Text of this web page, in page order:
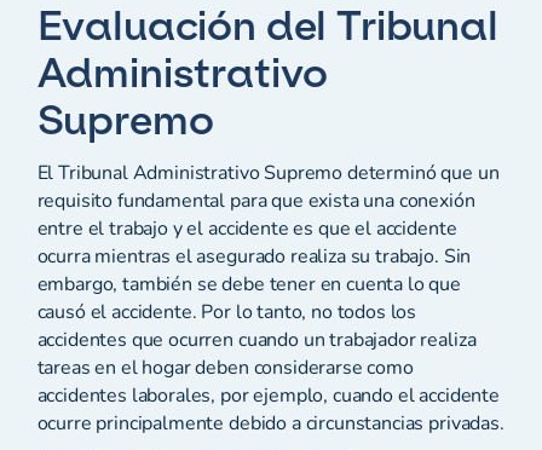
Evaluación del Tribunal
Administrativo
Supremo
El Tribunal Administrativo Supremo determinó que un
requisito fundamental para que exista una conexión
entre el trabajo y el accidente es que el accidente
ocurra mientras el asegurado realiza su trabajo. Sin
embargo, también se debe tener en cuenta lo que
causó el accidente. Por lo tanto, no todos los
accidentes que ocurren cuando un trabajador realiza
tareas en el hogar deben considerarse como
accidentes laborales, por ejemplo, cuando el accidente
ocurre principalmente debido a circunstancias privadas.